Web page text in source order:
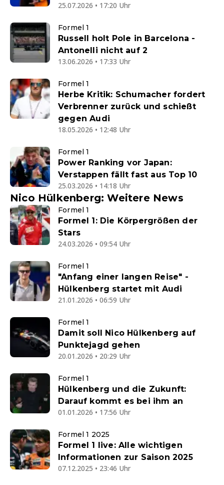
25.07.2026 • 17:20 Uhr
Formel 1
Russell holt Pole in Barcelona -
Antonelli nicht auf 2
13.06.2026 • 17:33 Uhr
Formel 1
Herbe Kritik: Schumacher fordert
Verbrenner zurück und schießt
gegen Audi
18.05.2026 • 12:48 Uhr
Formel 1
Power Ranking vor Japan:
Verstappen fällt fast aus Top 10
25.03.2026 • 14:18 Uhr
Nico Hülkenberg: Weitere News
Formel 1
Formel 1: Die Körpergrößen der
Stars
24.03.2026 • 09:54 Uhr
Formel 1
"Anfang einer langen Reise" -
Hülkenberg startet mit Audi
21.01.2026 • 06:59 Uhr
Formel 1
Damit soll Nico Hülkenberg auf
Punktejagd gehen
20.01.2026 • 20:29 Uhr
Formel 1
Hülkenberg und die Zukunft:
Darauf kommt es bei ihm an
01.01.2026 • 17:56 Uhr
Formel 1 2025
Formel 1 live: Alle wichtigen
Informationen zur Saison 2025
07.12.2025 • 23:46 Uhr